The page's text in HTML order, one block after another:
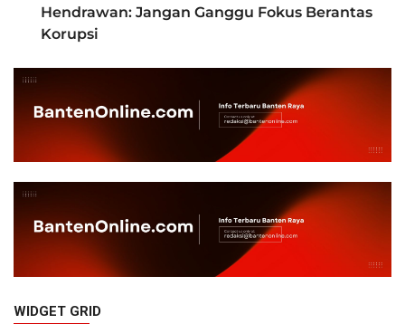
Hendrawan: Jangan Ganggu Fokus Berantas
Korupsi
WIDGET GRID